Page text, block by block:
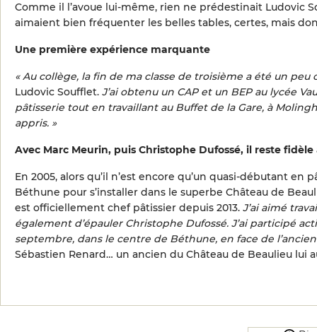
Comme il l’avoue lui-même, rien ne prédestinait Ludovic
aimaient bien fréquenter les belles tables, certes, mais
Une première expérience marquante
« Au collège, la fin de ma classe de troisième a été un
Ludovic Soufflet. J’ai obtenu un CAP et un BEP au lycée
pâtisserie tout en travaillant au Buffet de la Gare, à
appris. »
Avec Marc Meurin, puis Christophe Dufossé, il reste
En 2005, alors qu’il n’est encore qu’un quasi-débutant
Béthune pour s’installer dans le superbe Château de
est officiellement chef pâtissier depuis 2013. J’ai aimé
également d’épauler Christophe Dufossé. J’ai participé
septembre, dans le centre de Béthune, en face de
Sébastien Renard… un ancien du Château de Beaulieu lui